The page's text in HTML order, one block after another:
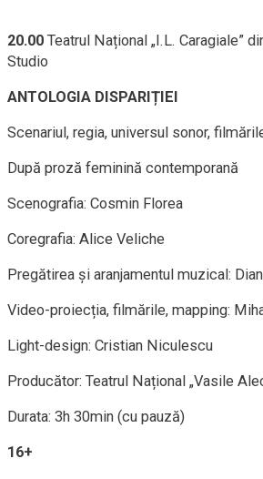
20.00 Teatrul Național „I.L. Caragiale”
Studio
ANTOLOGIA DISPARIȚIEI
Scenariul, regia, universul sonor,
După proză feminină contemporană
Scenografia: Cosmin Florea
Coregrafia: Alice Veliche
Pregătirea și aranjamentul muzical:
Video-proiecția, filmările, mapping:
Light-design: Cristian Niculescu
Producător: Teatrul Național „Vasile
Durata: 3h 30min (cu pauză)
16+